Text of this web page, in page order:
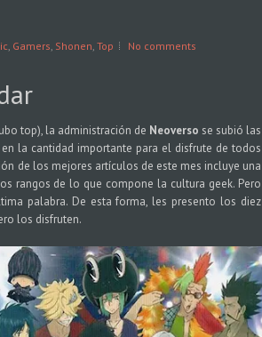
, Gamers, Shonen, Top No comments
top), la administración de Neoverso se subió las
la cantidad importante para el disfrute de todos
de los mejores artículos de este mes incluye una
rangos de lo que compone la cultura geek. Pero
palabra. De esta forma, les presento los diez
los disfruten.